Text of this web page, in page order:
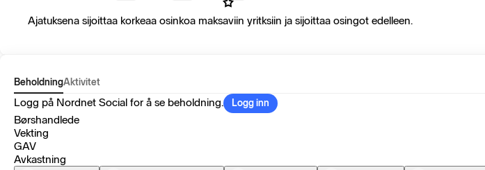
Ajatuksena sijoittaa korkeaa osinkoa maksaviin yritksiin ja sijoittaa osingot edelleen.
BeholdningAktivitet
Logg på Nordnet Social for å se beholdning. Logg inn
Børshandlede
Vekting
GAV
Avkastning